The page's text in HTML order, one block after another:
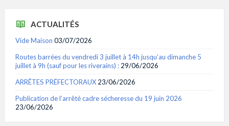
ACTUALITÉS
Vide Maison 03/07/2026
Routes barrées du vendredi 3 juillet à 14h jusqu’au dimanche 5
juillet à 9h (sauf pour les riverains) : 29/06/2026
ARRÊTES PRÉFECTORAUX 23/06/2026
Publication de l’arrêté cadre sécheresse du 19 juin 2026
23/06/2026